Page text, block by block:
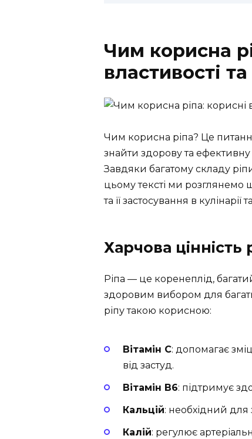
Чим корисна
властивості
Чим корисна ріпа? Це
знайти здорову та
Завдяки багатому складу
цьому тексті ми розглянемо
та її застосування в
Харчова цінність
Ріпа — це коренеплід,
здоровим вибором для
ріпу такою корисною:
Вітамін C: допомагає
від застуд.
Вітамін B6: підтримує
Кальцій: необхідний для
Калій: регулює